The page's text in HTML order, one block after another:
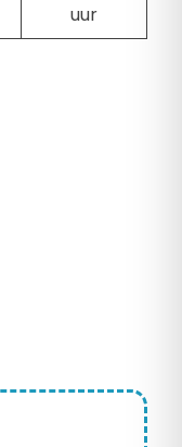
uur